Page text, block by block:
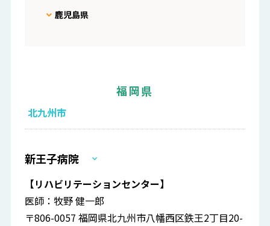
鹿児島県
福岡県
北九州市
新王子病院
【リハビリテーションセンター】
医師：牧野 健一郎
〒806-0057 福岡県北九州市八幡西区鉄王2丁目20-